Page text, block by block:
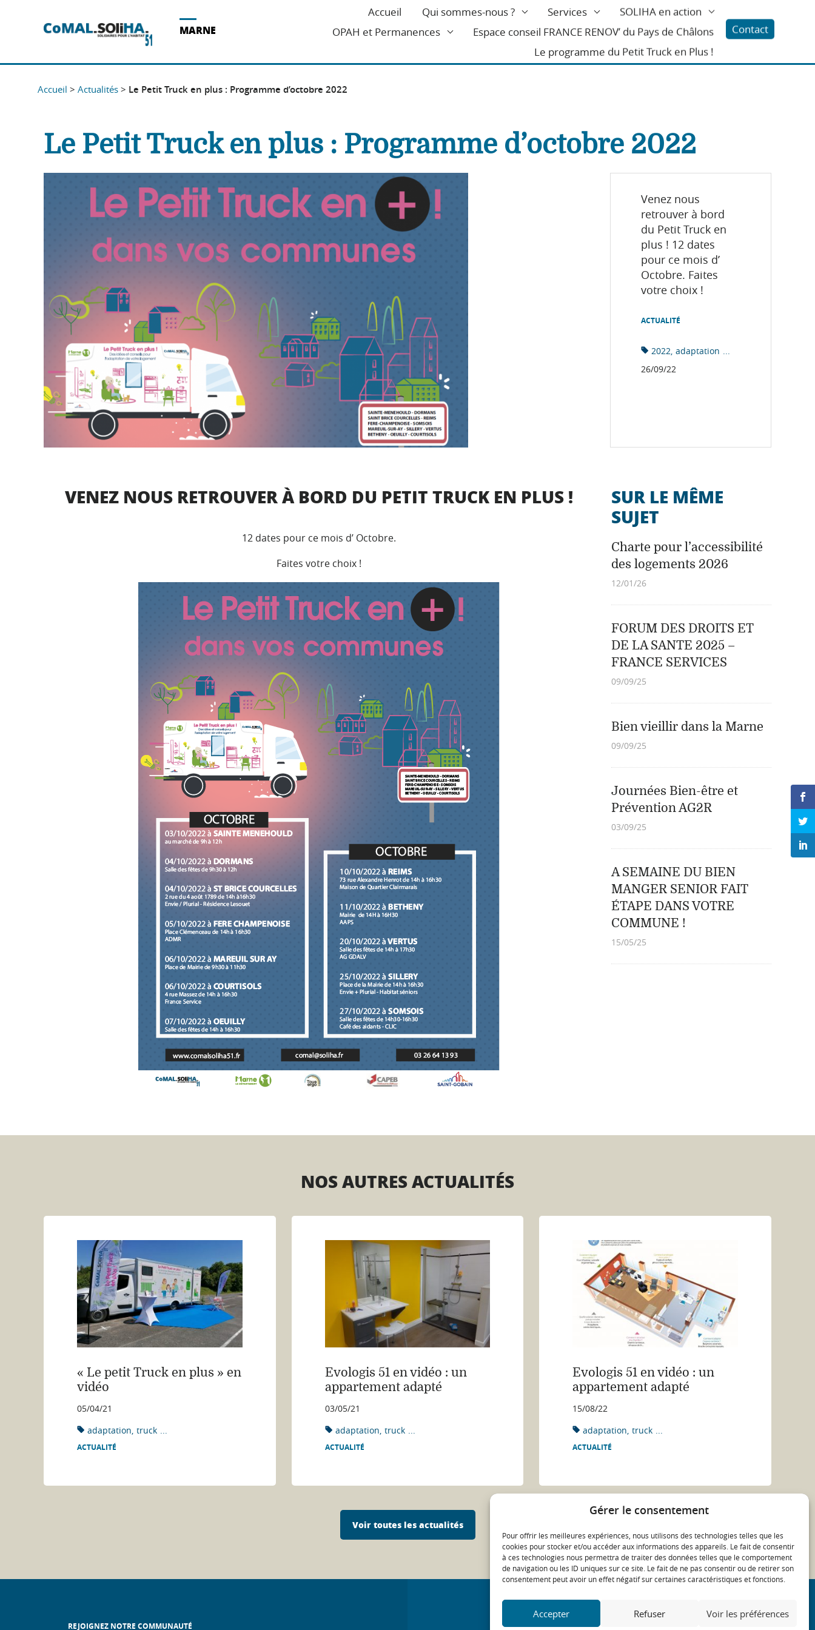
Gérer le consentement
Pour offrir les meilleures expériences, nous utilisons des technologies telles que les
cookies pour stocker et/ou accéder aux informations des appareils. Le fait de consentir
à ces technologies nous permettra de traiter des données telles que le comportement
de navigation ou les ID uniques sur ce site. Le fait de ne pas consentir ou de retirer son
consentement peut avoir un effet négatif sur certaines caractéristiques et fonctions.
Accepter Refuser Voir les préférences
MARNE
Accueil Qui sommes-nous ? Services
SOLIHA en action
OPAH et Permanences
Espace conseil FRANCE RENOV’ du Pays de Châlons
Le programme du Petit Truck en Plus !
Contact
Accueil > Actualités > Le Petit Truck en plus : Programme d’octobre 2022
Le Petit Truck en plus : Programme d’octobre 2022
Venez nous
retrouver à bord
du Petit Truck en
plus ! 12 dates
pour ce mois d’
Octobre. Faites
votre choix !
ACTUALITÉ
2022 adaptation ...
26/09/22
VENEZ NOUS RETROUVER À BORD DU PETIT TRUCK EN PLUS !
12 dates pour ce mois d’ Octobre.
Faites votre choix !
SUR LE MÊME
SUJET
Charte pour l’accessibilité
des logements 2026
12/01/26
FORUM DES DROITS ET
DE LA SANTE 2025 –
FRANCE SERVICES
09/09/25
Bien vieillir dans la Marne
09/09/25
Journées Bien-être et
Prévention AG2R
03/09/25
A SEMAINE DU BIEN
MANGER SENIOR FAIT
ÉTAPE DANS VOTRE
COMMUNE !
15/05/25
NOS AUTRES ACTUALITÉS
« Le petit Truck en plus » en
vidéo
05/04/21
adaptation truck ...
ACTUALITÉ
Evologis 51 en vidéo : un
appartement adapté
03/05/21
adaptation truck ...
ACTUALITÉ
Evologis 51 en vidéo : un
appartement adapté
15/08/22
adaptation truck ...
ACTUALITÉ
Voir toutes les actualités
REJOIGNEZ NOTRE COMMUNAUTÉ